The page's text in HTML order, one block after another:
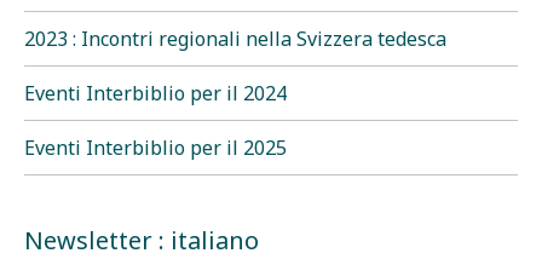
2023 : Incontri regionali nella Svizzera tedesca
Eventi Interbiblio per il 2024
Eventi Interbiblio per il 2025
Newsletter : italiano